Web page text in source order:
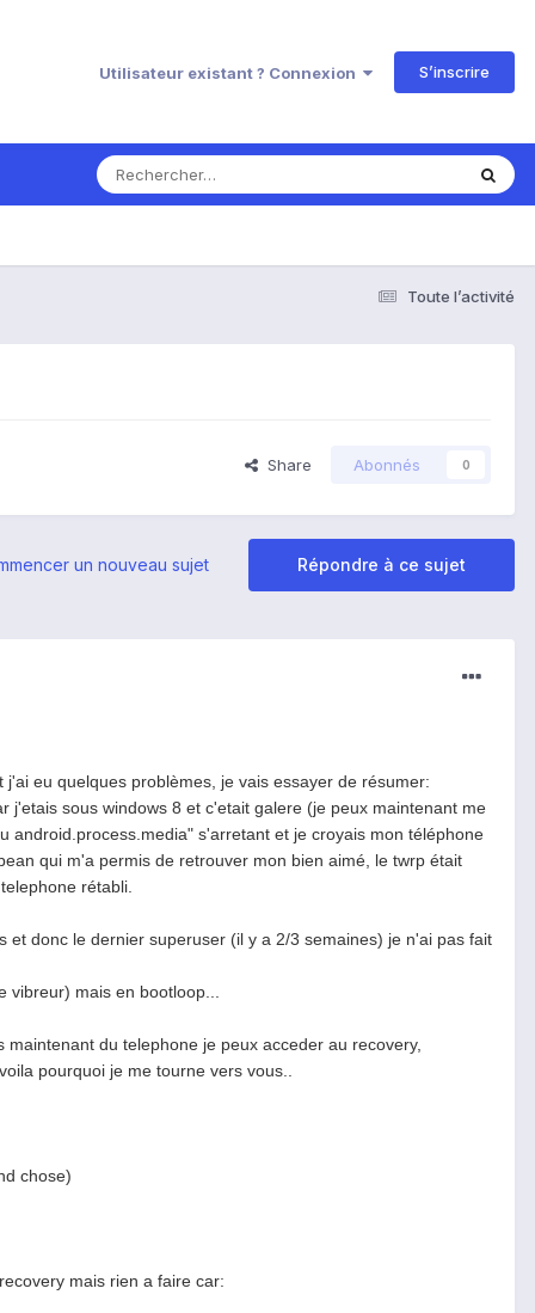
Utilisateur existant ? Connexion S’inscrire
Toute l’activité
Share Abonnés 0
Répondre à ce sujet
un nouveau sujet
eu quelques problèmes, je vais essayer de résumer:
j'etais sous windows 8 et c'etait galere (je peux maintenant me
android.process.media" s'arretant et je croyais mon téléphone
qui m'a permis de retrouver mon bien aimé, le twrp était
rétabli.
donc le dernier superuser (il y a 2/3 semaines) je n'ai pas fait
mais en bootloop...
du telephone je peux acceder au recovery,
pourquoi je me tourne vers vous..
chose)
mais rien a faire car: